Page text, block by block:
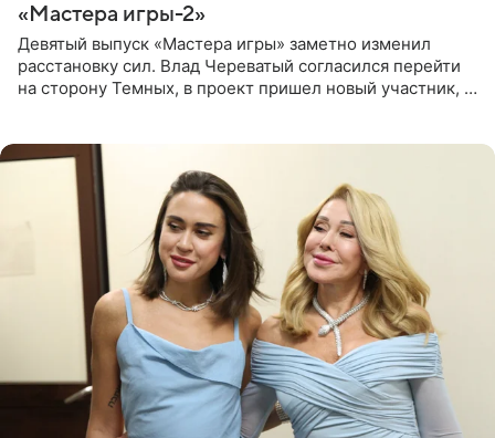
«Мастера игры-2»
Девятый выпуск «Мастера игры» заметно изменил
расстановку сил. Влад Череватый согласился перейти
на сторону Темных, в проект пришел новый участник, а